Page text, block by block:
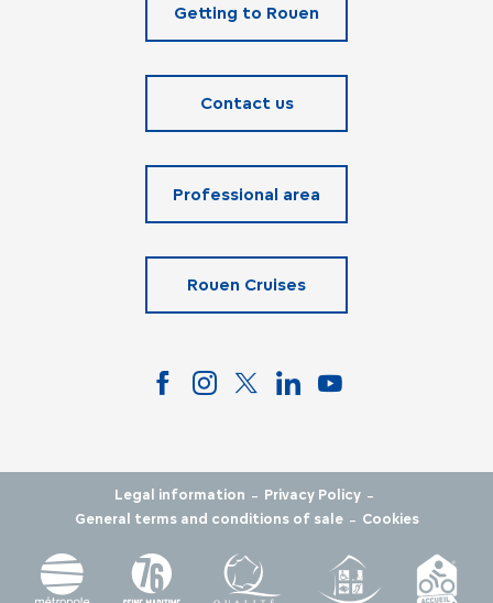
Getting to Rouen
Contact us
Professional area
Rouen Cruises
Legal information - Privacy Policy -
General terms and conditions of sale - Cookies